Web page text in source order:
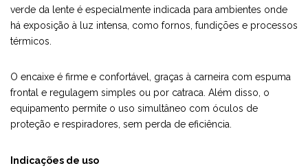
verde da lente é especialmente indicada para ambientes onde
há exposição à luz intensa, como fornos, fundições e processos
térmicos.
O encaixe é firme e confortável, graças à carneira com espuma
frontal e regulagem simples ou por catraca. Além disso, o
equipamento permite o uso simultâneo com óculos de
proteção e respiradores, sem perda de eficiência.
Indicações de uso